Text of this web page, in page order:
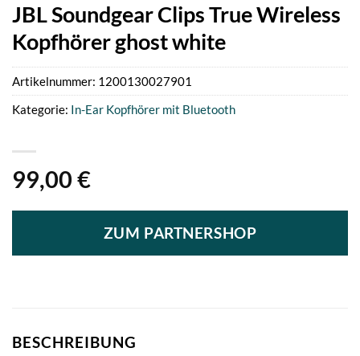
JBL Soundgear Clips True Wireless
Kopfhörer ghost white
99,00 €
ZUM PARTNERSHOP
Artikelnummer: 1200130027901
Kategorie: In-Ear Kopfhörer mit Bluetooth
BESCHREIBUNG